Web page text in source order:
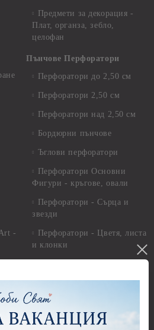
-
Предмети за декорация -
Плат, органза, зебло,
целофан
Пънчове Перфоратори
Перфоратори до 2,50 см
Перфоратори 2,50 см
Перфоратори над 2,50 см
Бордюрни пънчове
Ъглови перфоратори
Перфоратори Основни
Фигури - кръгове, овали
Перфоратори - Сърца и
звезди
Перфоратори - Цветя, листа
и клонки
Перфоратори - Животни
Перфоратори - Коледни и
Зимни